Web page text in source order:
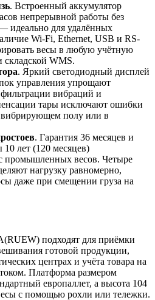
. Встроенный аккумулятор
непрерывной работы без
идеально для удалённых
Wi-Fi, Ethernet, USB и RS-
весы в любую учётную
складской WMS.
. Яркий светодиодный дисплей
управления упрощают
вибраций и
тары исключают ошибки
полу или в
. Гарантия 36 месяцев и
лет (120 месяцев)
промышленных весов. Четыре
нагрузку равномерно,
даже при смещении груза на
подходят для приёмки
готовой продукции,
центрах и учёта товара на
Платформа размером
европаллет, а высота 104
с помощью рохли или тележки.